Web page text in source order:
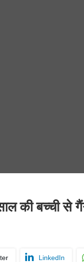
की बच्ची से
LinkedIn